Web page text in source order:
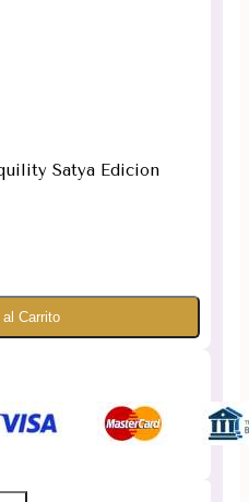
Satya Edicion
Carrito